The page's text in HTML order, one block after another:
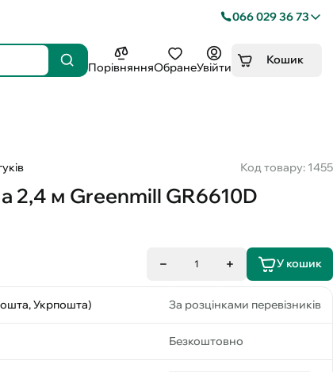
066 029 36 73
ПорівнянняОбранеУвійти
Кошик
Код товару: 1455
2,4 м Greenmill GR6610D
1 У кошик
Укрпошта) За розцінками перевізників
Безкоштовно